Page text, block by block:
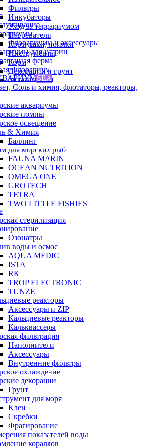
Фильтры
Инкубаторы
Уход за террариумом
Нагреватели
Кормушки, поилки
Инструменты
Корм
Декорации и грунт
Увлажнители
Флорариумы и аксессуары
для устриц
ферма
Флорариум
SEA
Соль и химия, флотаторы, реакторы,
аквариумы
помпы
освещение
& Химия
Баллинг
для морских рыб
FAUNA MARIN
OCEAN NUTRITION
OMEGA ONE
GROTECH
TETRA
TWO LITTLE FISHIES
стерилизация
Озонатры
воды и осмос
AQUA MEDIC
ISTA
RК
TROP ELECTRONIC
TUNZE
реакторы
Аксессуары и ZIP
Кальциевые реакторы
Кальквассеры
фильтрация
Наполнители
Аксессуары
Внутренние фильтры
охлаждение
декорации
Грунт
для моря
Клеи
Скребки
Фрагирование
показателей воды
кораллов